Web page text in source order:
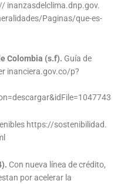
inanzasdelclima.dnp.gov.
Paginas/que-es-
Colombia (s.f). Guía de
inanciera.gov.co/p?
https://sostenibilidad.
Con nueva línea de crédito,
por acelerar la